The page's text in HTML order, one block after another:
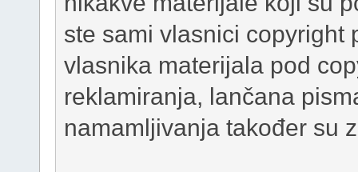
ste sami vlasnici copyright
vlasnika materijala pod
reklamiranja, lančana
namamljivanja također su